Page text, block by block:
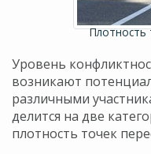
Плотность
Уровень
возникают
различными
делится на две
плотность точек